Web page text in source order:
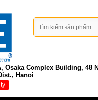
Osaka Complex Building, 48
Hanoi